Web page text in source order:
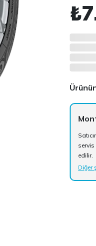
edilir.
Diğer